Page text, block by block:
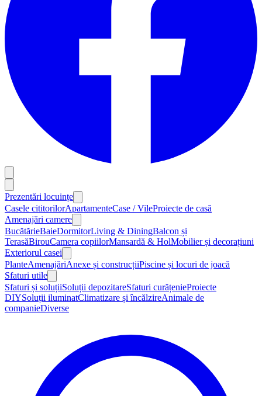
Prezentări locuințe
Casele cititorilorApartamenteCase / VileProiecte de casă
Amenajări camere
BucătărieBaieDormitorLiving & DiningBalcon și
TerasăBirouCamera copiilorMansardă & HolMobilier și decorațiuni
Exteriorul casei
PlanteAmenajăriAnexe și construcțiiPiscine și locuri de joacă
Sfaturi utile
Sfaturi și soluțiiSoluții depozitareSfaturi curățenieProiecte
DIYSoluții iluminatClimatizare și încălzireAnimale de
companieDiverse